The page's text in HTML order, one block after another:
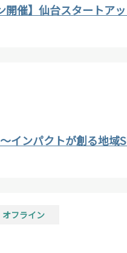
開催】仙台スタートア
インパクトが創る地域
オフライン